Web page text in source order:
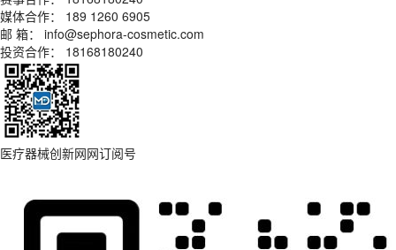
媒体合作：
189 1260 6905
邮 箱：
info@sephora-cosmetic.com
投资合作：
18168180240
医疗器械创新网网订阅号